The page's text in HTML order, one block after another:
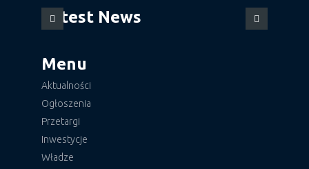
Latest News
Menu
Aktualności
Ogłoszenia
Przetargi
Inwestycje
Władze